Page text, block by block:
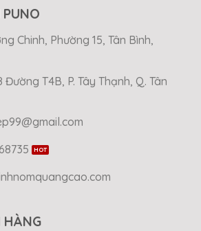
Chinh, Phường 15, Tân Bình,
T4B, P. Tây Thạnh, Q. Tân
HÀNG